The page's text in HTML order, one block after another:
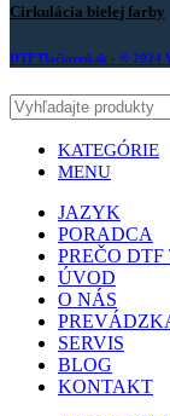
Cirkulácia bielej farby
DTFTlačiareň.sk - © 2024
KATEGÓRIE
MENU
JAZYK
PORADCA
PREČO
ÚVOD
O NÁS
SERVIS
BLOG
KONTAKT